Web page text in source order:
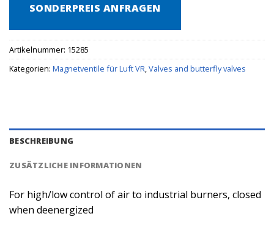
SONDERPREIS ANFRAGEN
Artikelnummer: 15285
Kategorien: Magnetventile für Luft VR,Valves and butterfly valves
BESCHREIBUNG
ZUSÄTZLICHE INFORMATIONEN
For high/low control of air to industrial burners, closed
when deenergized